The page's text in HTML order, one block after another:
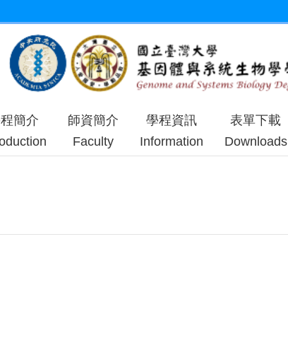
簡介
師資簡介
Faculty
學程資訊
Information
表單下載
Downloads